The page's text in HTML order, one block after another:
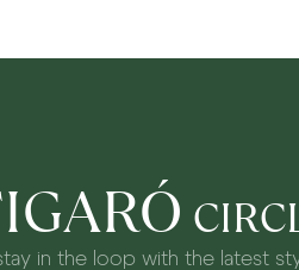
in the loop with the latest